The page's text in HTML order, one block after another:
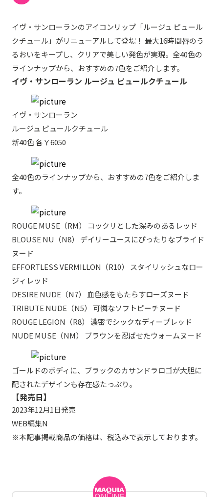
イヴ・サンローランのアイコンリップ「ルージュ ピュール
クチュール」がリニューアルして登場！ 最大16時間唇のう
るおいをキープし、クリアで美しい発色が実現。全40色の
ラインナップから、おすすめの7色をご紹介します。
イヴ・サンローラン ルージュ ピュールクチュール
イヴ・サンローラン
ルージュ ピュールクチュール
新40色 各￥6050
全40色のラインナップから、おすすめの7色をご紹介しま
す。
ROUGE MUSE（RM） コックリとした深みのあるレッド
BLOUSE NU（N8） デイリーユースにぴったりなブライド
ヌード
EFFORTLESS VERMILLON（R10） スタイリッシュなロー
ジィレッド
DESIRE NUDE（N7） 血色感をもたらすローズヌード
TRIBUTE NUDE（N5） 可憐なソフトピーチヌード
ROUGE LEGION（R8） 濃密でシックなディープレッド
NUDE MUSE（NM） ブラウンを忍ばせたウォームヌード
ゴールドのボディに、ブラックのカサンドラロゴが大胆に
配されたデザインも存在感たっぷり。
【発売日】
2023年12月1日発売
WEB編集N
※本記事掲載商品の価格は、税込みで表示しております。